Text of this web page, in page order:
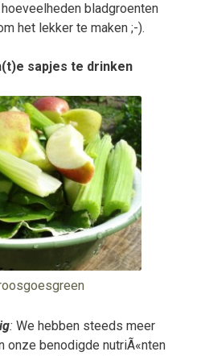
bladgroenten
het lekker te maken ;-).
sapjes te drinken
: We hebben steeds meer
onze benodigde nutriÃ«nten